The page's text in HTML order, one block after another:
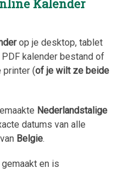
Kalender
op je desktop, tablet
kalender bestand of
printer (of je wilt ze beide
Nederlandstalige
datums van alle
Belgie.
en is